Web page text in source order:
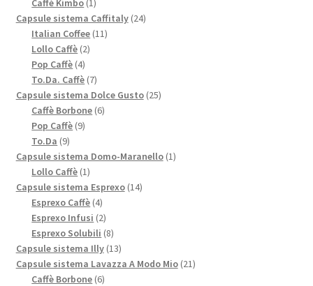
prodotto
Capsule sistema Caffitaly 2424
Italian Coffee 1111
Lollo Caffè 22
Pop Caffè 44
prodotti
To.Da. Caffè 77
prodotti
Capsule sistema Dolce Gusto 2525
Caffè Borbone 66
Pop Caffè 99
To.Da 99
prodotti
Capsule sistema Domo-Maranello 11
Lollo Caffè 11
prodotto
Capsule sistema Esprexo 1414
Esprexo Caffè 44
prodotti
Esprexo Infusi 22
prodotti
Esprexo Solubili 88
prodotti
Capsule sistema Illy 1313
prodotti
Capsule sistema Lavazza A Modo Mio 2121
Caffè Borbone 66